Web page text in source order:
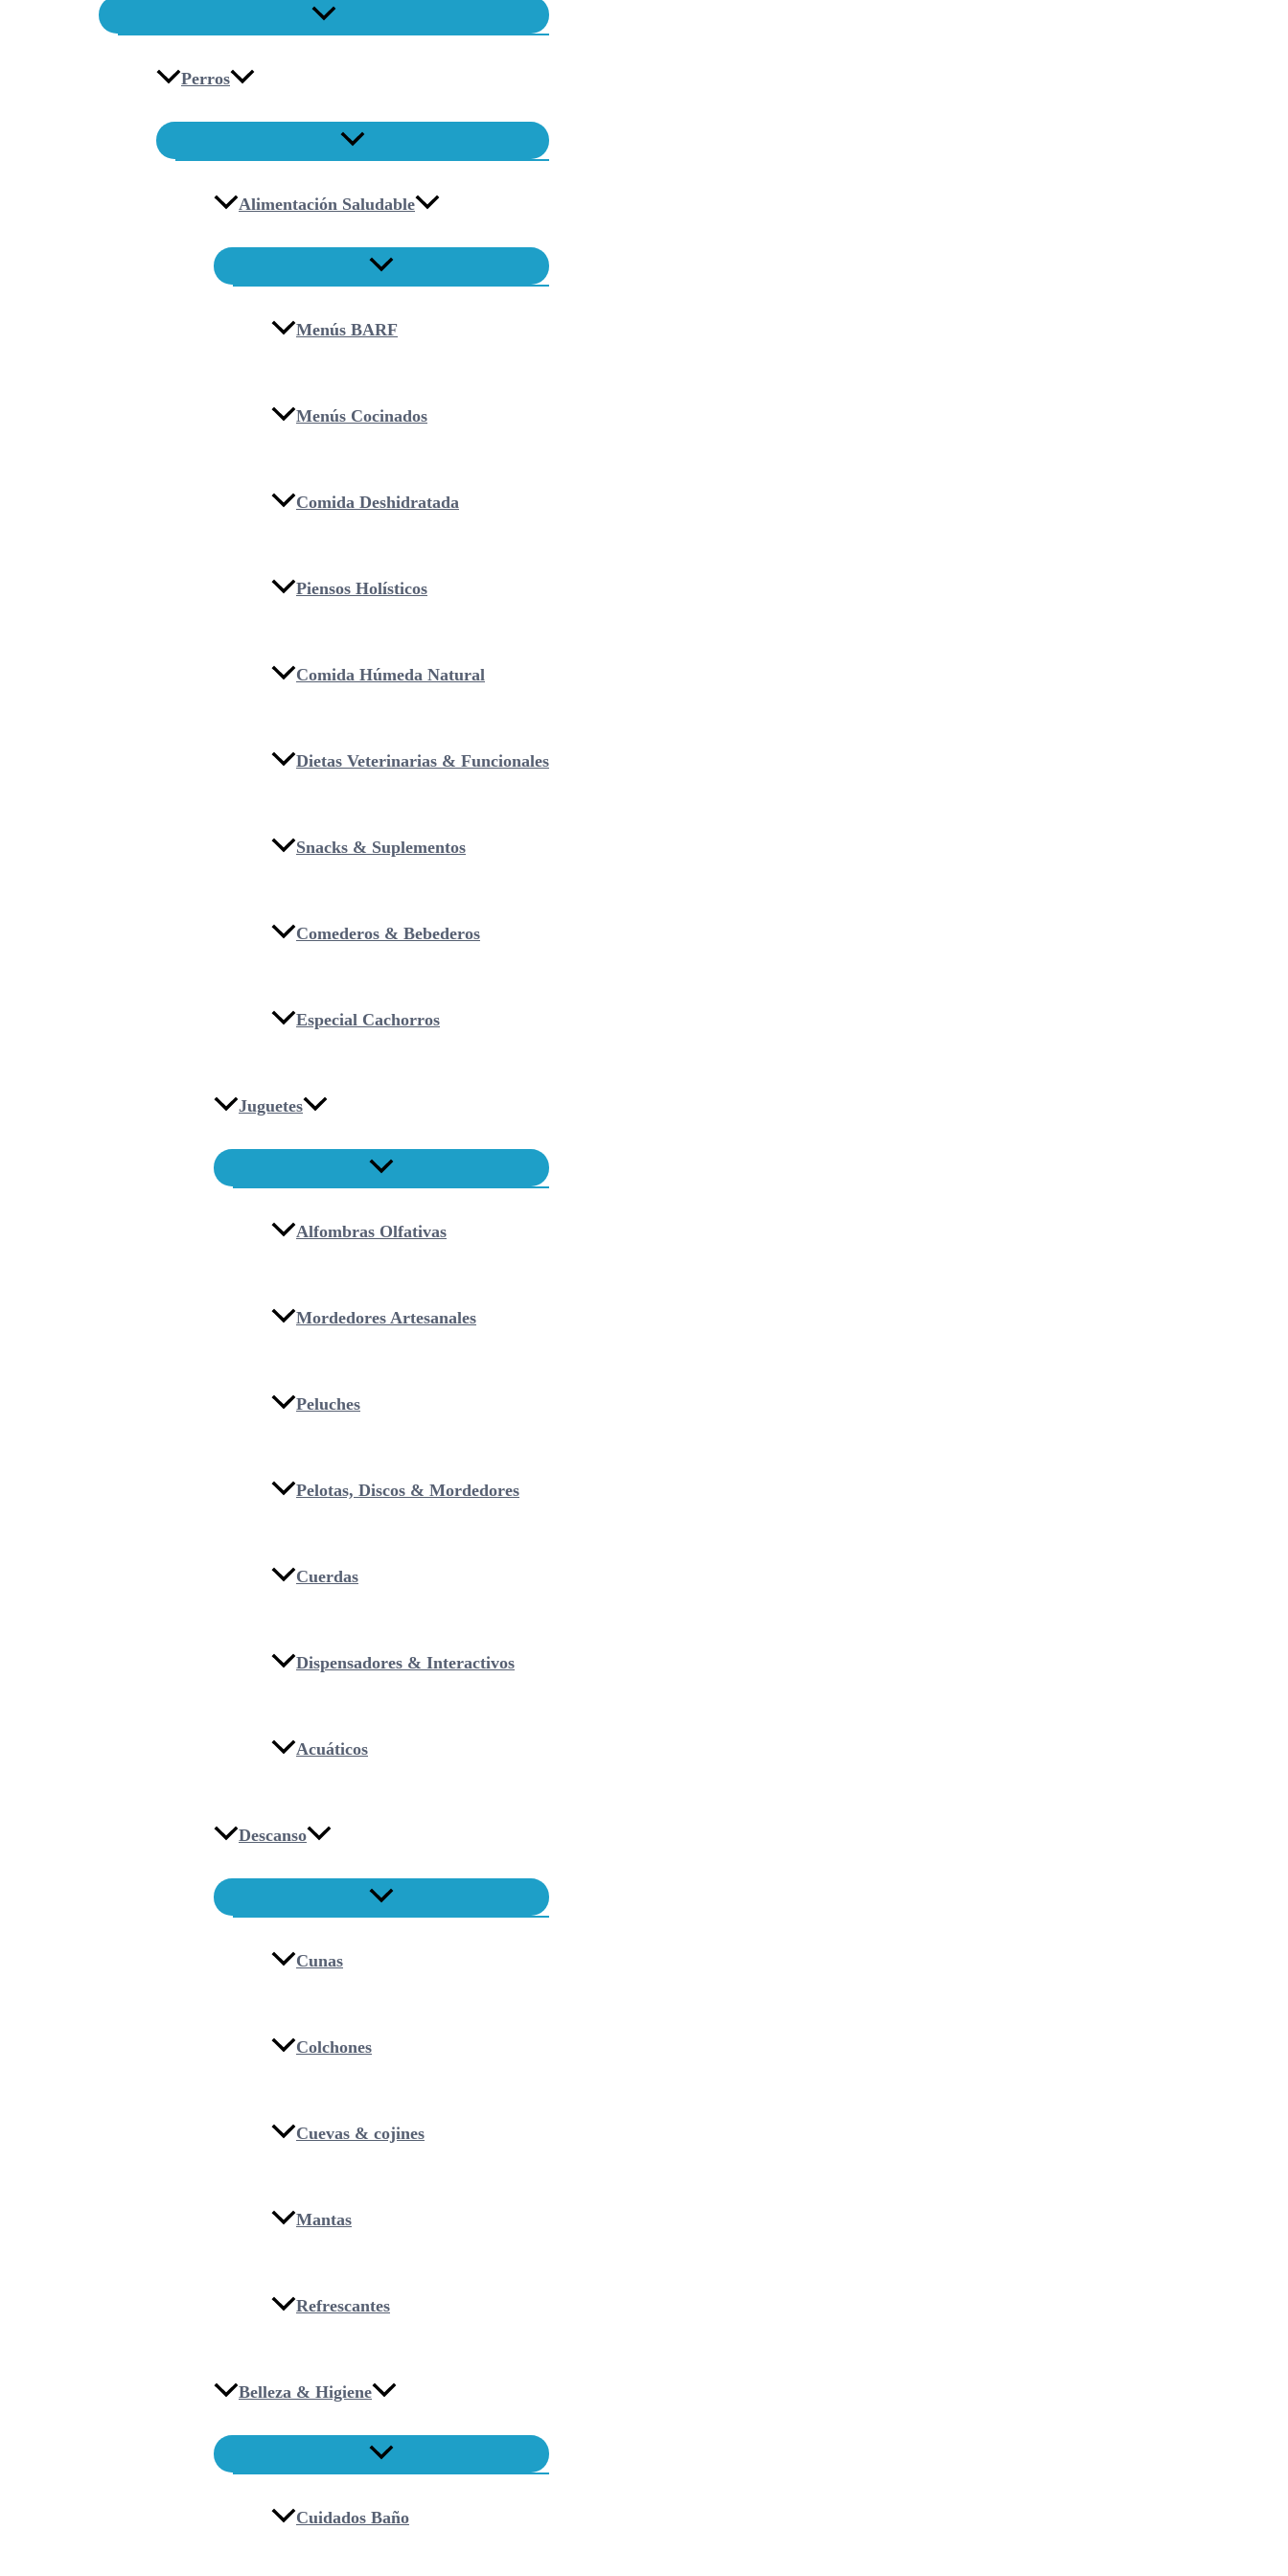
Perros
Alimentación Saludable
Menús BARF
Menús Cocinados
Comida Deshidratada
Piensos Holísticos
Comida Húmeda Natural
Dietas Veterinarias & Funcionales
Snacks & Suplementos
Comederos & Bebederos
Especial Cachorros
Juguetes
Alfombras Olfativas
Mordedores Artesanales
Peluches
Pelotas, Discos & Mordedores
Cuerdas
Dispensadores & Interactivos
Acuáticos
Descanso
Cunas
Colchones
Cuevas & cojines
Mantas
Refrescantes
Belleza & Higiene
Cuidados Baño